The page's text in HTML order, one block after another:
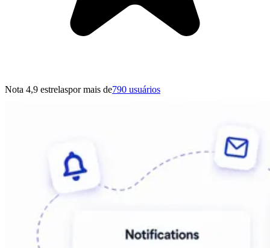
Nota 4,9 estrelaspor mais de790 usuários